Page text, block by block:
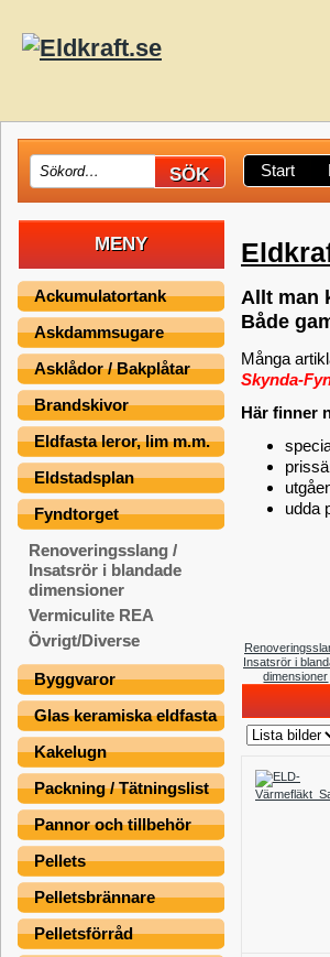
Start
MENY
Ackumulatortank
Askdammsugare
Asklådor / Bakplåtar
Brandskivor
Eldfasta leror, lim m.m.
Eldstadsplan
Fyndtorget
Renoveringsslang /
Insatsrör i blandade
dimensioner
Vermiculite REA
Övrigt/Diverse
Byggvaror
Glas keramiska eldfasta
Kakelugn
Packning / Tätningslist
Pannor och tillbehör
Pellets
Pelletsbrännare
Pelletsförråd
Allt man
Både
Många
Skynda-
Här finner
udda
Insatsrör i
dimensioner